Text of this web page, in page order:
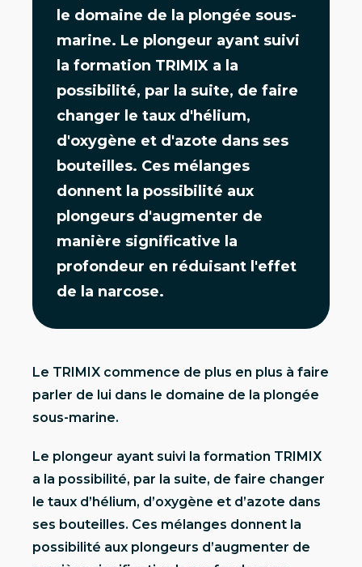
le domaine de la plongée sous-
marine. Le plongeur ayant suivi
la formation TRIMIX a la
possibilité, par la suite, de faire
changer le taux d'hélium,
d'oxygène et d'azote dans ses
bouteilles. Ces mélanges
donnent la possibilité aux
plongeurs d'augmenter de
manière significative la
profondeur en réduisant l'effet
de la narcose.
Le TRIMIX commence de plus en plus à faire
parler de lui dans le domaine de la plongée
sous-marine.
Le plongeur ayant suivi la formation TRIMIX
a la possibilité, par la suite, de faire changer
le taux d’hélium, d’oxygène et d’azote dans
ses bouteilles. Ces mélanges donnent la
possibilité aux plongeurs d’augmenter de